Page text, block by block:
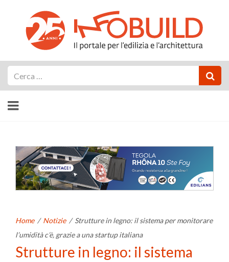
Home / Notizie / Strutture in legno: il sistema per monitorare
l’umidità c’è, grazie a una startup italiana
Strutture in legno: il sistema